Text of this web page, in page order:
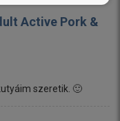
Active Pork &
szeretik. 🙂